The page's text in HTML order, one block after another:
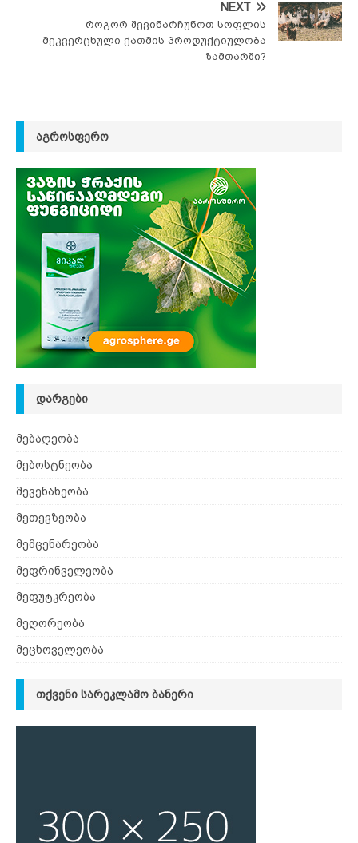
NEXT
როგორ შევინარჩუნოთ სოფლის
მეკვერცხული ქათმის პროდუქტიულობა
ზამთარში?
ᲐᲒᲠᲝᲡᲤᲔᲠᲝ
ᲓᲐᲠᲒᲔᲑᲘ
მებაღეობა
მებოსტნეობა
მევენახეობა
მეთევზეობა
მემცენარეობა
მეფრინველეობა
მეფუტკრეობა
მეღორეობა
მეცხოველეობა
ᲗᲥᲕᲔᲜᲘ ᲡᲐᲠᲔᲙᲚᲐᲛᲝ ᲑᲐᲜᲔᲠᲘ